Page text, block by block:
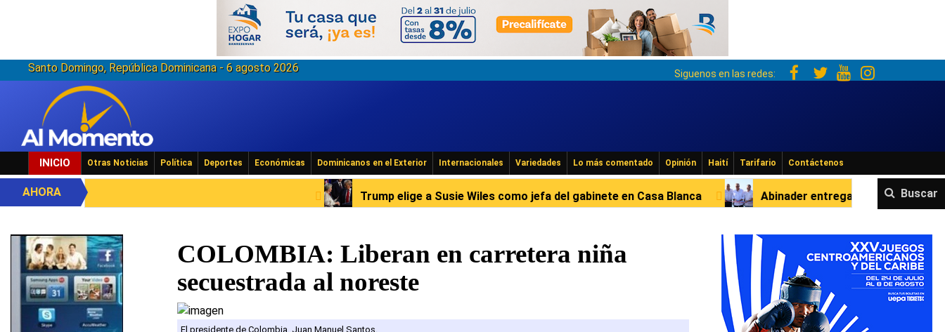
Santo Domingo, República Dominicana - 6 agosto 2026 Siguenos en las redes:
INICIO Otras Noticias Política Deportes Económicas Dominicanos en el Exterior Internacionales Variedades Lo más comentado Opinión Haití Tarifario Contáctenos
Buscar
AHORA Trump elige a Susie Wiles como jefa del gabinete en Casa Blanca Abinader entrega muelles en Río San Juan y
COLOMBIA: Liberan en carretera niña
secuestrada al noreste
El presidente de Colombia, Juan Manuel Santos.